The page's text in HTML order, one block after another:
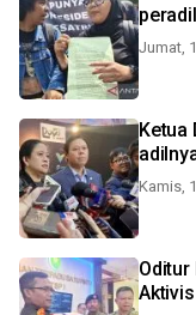
Jumat,
Ketua
Kamis,